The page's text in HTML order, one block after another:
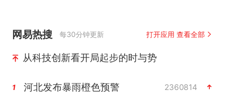
网易热搜 每30分钟更新 打开应用 查看全部
从科技创新看开局起步的时与势
1 河北发布暴雨橙色预警 2360814